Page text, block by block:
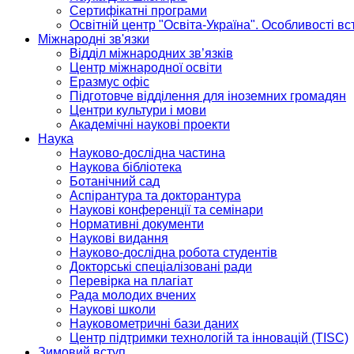
Сертифікатні програми
Освітній центр "Освіта-Україна". Особливості
Міжнародні зв'язки
Відділ міжнародних зв’язків
Центр міжнародної освіти
Еразмус офіс
Підготовче відділення для іноземних громадян
Центри культури і мови
Академічні наукові проекти
Наука
Науково-дослідна частина
Наукова бібліотека
Ботанічний сад
Аспірантура та докторантура
Наукові конференції та семінари
Нормативні документи
Наукові видання
Науково-дослідна робота студентів
Докторські спеціалізовані ради
Перевірка на плагіат
Рада молодих вчених
Наукові школи
Науковометричні бази даних
Центр підтримки технологій та інновацій (TISC)